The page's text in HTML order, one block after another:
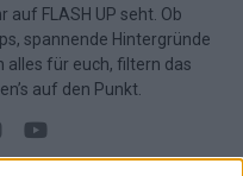
auf FLASH UP seht. Ob
spannende Hintergründe
alles für euch, filtern das
auf den Punkt.